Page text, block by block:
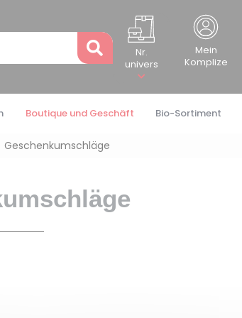
Rechercher
Nr.
univers
Mein
Komplize
Boutique und Geschäft Bio-Sortiment
Geschenkumschläge